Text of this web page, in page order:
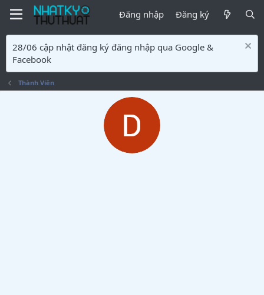
Đăng nhập Đăng ký
28/06 cập nhật đăng ký đăng nhập qua Google &
Facebook
Thành Viên